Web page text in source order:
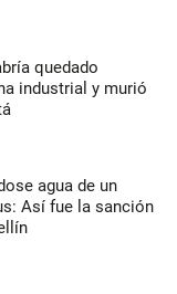
quedado
industrial y murió
agua de un
Así fue la sanción